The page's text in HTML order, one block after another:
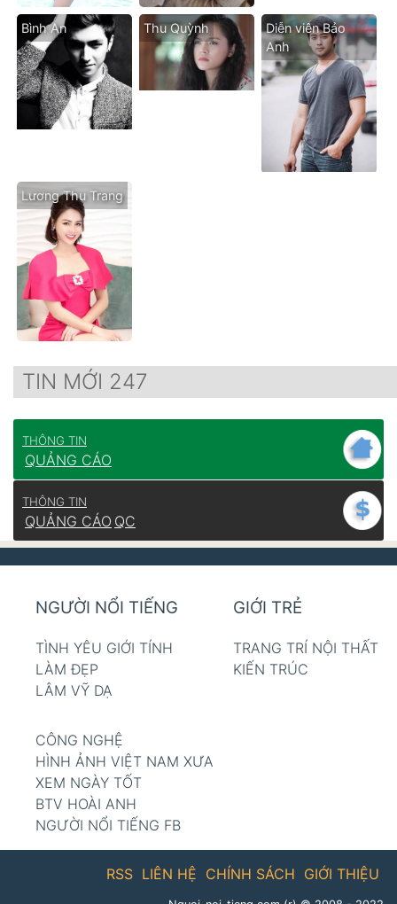
Bình An Thu Quỳnh
Diễn viên Bảo
Anh
Lương Thu Trang
TIN MỚI 247
THÔNG TIN
QUẢNG CÁO
THÔNG TIN
QUẢNG CÁO QC
NGƯỜI NỔI TIẾNG
TÌNH YÊU GIỚI TÍNH
LÀM ĐẸP
LÂM VỸ DẠ
GIỚI TRẺ
TRANG TRÍ NỘI THẤT
KIẾN TRÚC
CÔNG NGHỆ
HÌNH ẢNH VIỆT NAM XƯA
XEM NGÀY TỐT
BTV HOÀI ANH
NGƯỜI NỔI TIẾNG FB
GIỚI THIỆU
CHÍNH SÁCH
LIÊN HỆ
RSS